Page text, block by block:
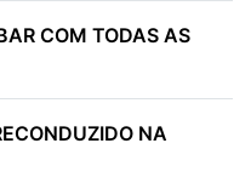
COM TODAS AS
NA